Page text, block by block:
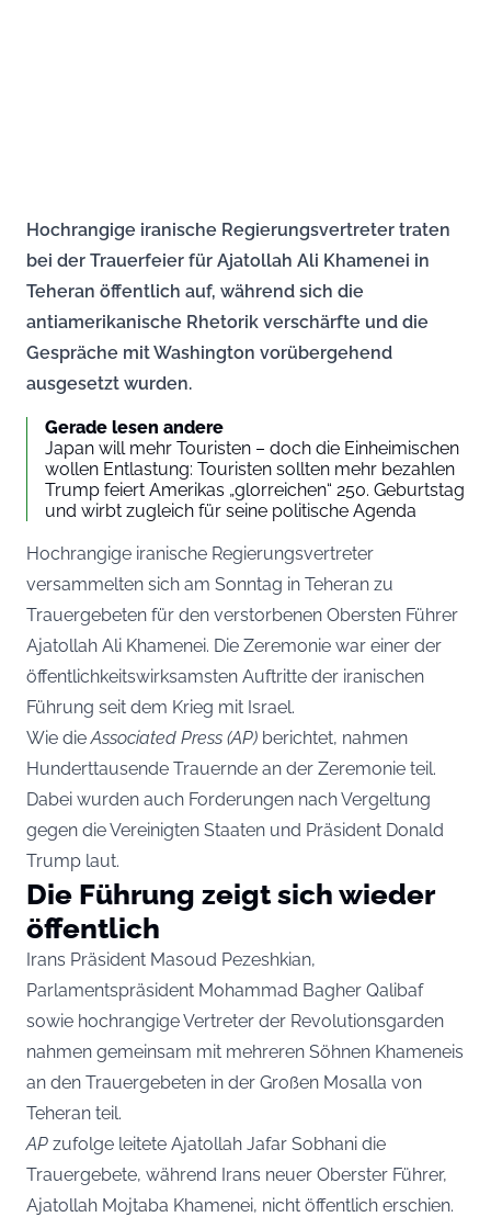
Hochrangige iranische Regierungsvertreter traten
bei der Trauerfeier für Ajatollah Ali Khamenei in
Teheran öffentlich auf, während sich die
antiamerikanische Rhetorik verschärfte und die
Gespräche mit Washington vorübergehend
ausgesetzt wurden.
Gerade lesen andere
Japan will mehr Touristen – doch die Einheimischen
wollen Entlastung: Touristen sollten mehr bezahlen
Trump feiert Amerikas „glorreichen“ 250. Geburtstag
und wirbt zugleich für seine politische Agenda
Hochrangige iranische Regierungsvertreter
versammelten sich am Sonntag in Teheran zu
Trauergebeten für den verstorbenen Obersten Führer
Ajatollah Ali Khamenei. Die Zeremonie war einer der
öffentlichkeitswirksamsten Auftritte der iranischen
Führung seit dem Krieg mit Israel.
Wie dieAssociated Press (AP) berichtet, nahmen
Hunderttausende Trauernde an der Zeremonie teil.
Dabei wurden auch Forderungen nach Vergeltung
gegen die Vereinigten Staaten und Präsident Donald
Trump laut.
Die Führung zeigt sich wieder
öffentlich
Irans Präsident Masoud Pezeshkian,
Parlamentspräsident Mohammad Bagher Qalibaf
sowie hochrangige Vertreter der Revolutionsgarden
nahmen gemeinsam mit mehreren Söhnen Khameneis
an den Trauergebeten in der Großen Mosalla von
Teheran teil.
AP zufolge leitete Ajatollah Jafar Sobhani die
Trauergebete, während Irans neuer Oberster Führer,
Ajatollah Mojtaba Khamenei, nicht öffentlich erschien.